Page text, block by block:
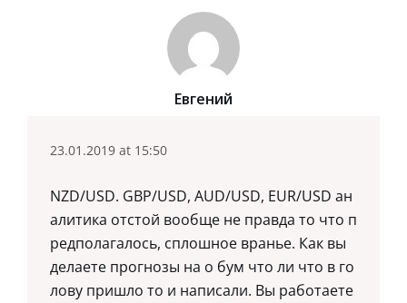
Евгений
23.01.2019 at 15:50
NZD/USD. GBP/USD, AUD/USD, EUR/USD ан
алитика отстой вообще не правда то что п
редполагалось, сплошное вранье. Как вы
делаете прогнозы на о бум что ли что в го
лову пришло то и написали. Вы работаете